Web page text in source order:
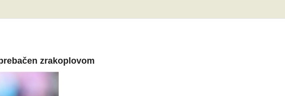
zrakoplovom